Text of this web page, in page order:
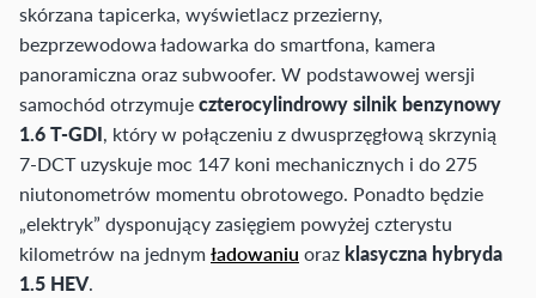
skórzana tapicerka, wyświetlacz przezierny,
bezprzewodowa ładowarka do smartfona, kamera
panoramiczna oraz subwoofer. W podstawowej wersji
samochód otrzymujeczterocylindrowy silnik benzynowy
1.6 T-GDI, który w połączeniu z dwusprzęgłową skrzynią
7-DCT uzyskuje moc 147 koni mechanicznych i do 275
niutonometrów momentu obrotowego. Ponadto będzie
„elektryk” dysponujący zasięgiem powyżej czterystu
kilometrów na jednymładowaniu oraz klasyczna hybryda
1.5 HEV.